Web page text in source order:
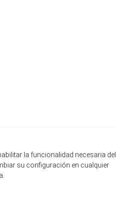
la funcionalidad necesaria del
su configuración en cualquier